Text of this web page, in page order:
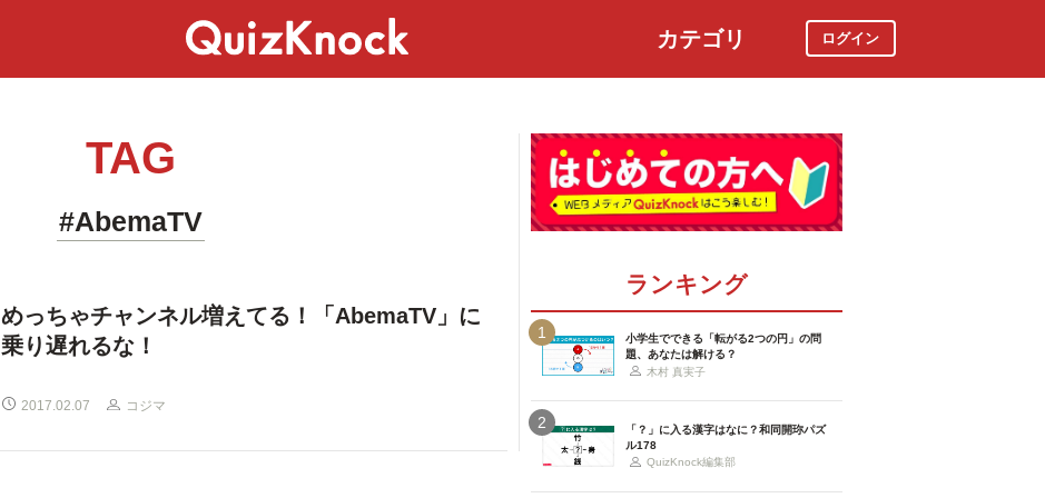
カテゴリ ログイン
TAG
#AbemaTV
めっちゃチャンネル増えてる！「AbemaTV」に
乗り遅れるな！
2017.02.07 コジマ
ランキング
1
小学生でできる「転がる2つの円」の問
題、あなたは解ける？
木村 真実子
2
「？」に入る漢字はなに？和同開珎パズ
ル178
QuizKnock編集部